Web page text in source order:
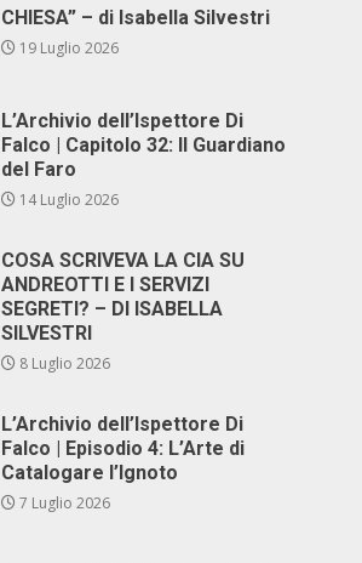
CHIESA” – di Isabella Silvestri
19 Luglio 2026
L’Archivio dell’Ispettore Di
Falco | Capitolo 32: Il Guardiano
del Faro
14 Luglio 2026
COSA SCRIVEVA LA CIA SU
ANDREOTTI E I SERVIZI
SEGRETI? – DI ISABELLA
SILVESTRI
8 Luglio 2026
L’Archivio dell’Ispettore Di
Falco | Episodio 4: L’Arte di
Catalogare l’Ignoto
7 Luglio 2026